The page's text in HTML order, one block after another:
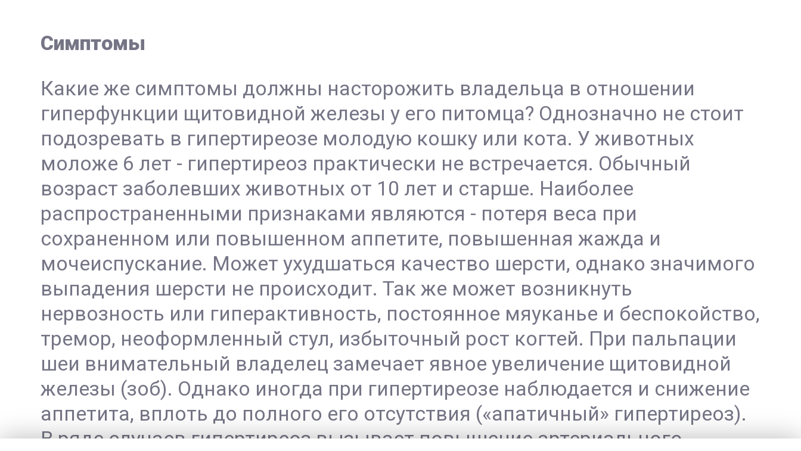
Симптомы
Какие же симптомы должны насторожить владельца в отношении
гиперфункции щитовидной железы у его питомца? Однозначно не стоит
подозревать в гипертиреозе молодую кошку или кота. У животных
моложе 6 лет - гипертиреоз практически не встречается. Обычный
возраст заболевших животных от 10 лет и старше. Наиболее
распространенными признаками являются - потеря веса при
сохраненном или повышенном аппетите, повышенная жажда и
мочеиспускание. Может ухудшаться качество шерсти, однако значимого
выпадения шерсти не происходит. Так же может возникнуть
нервозность или гиперактивность, постоянное мяуканье и беспокойство,
тремор, неоформленный стул, избыточный рост когтей. При пальпации
шеи внимательный владелец замечает явное увеличение щитовидной
железы (зоб). Однако иногда при гипертиреозе наблюдается и снижение
аппетита, вплоть до полного его отсутствия («апатичный» гипертиреоз).
В ряде случаев гипертиреоз вызывает повышение артериального